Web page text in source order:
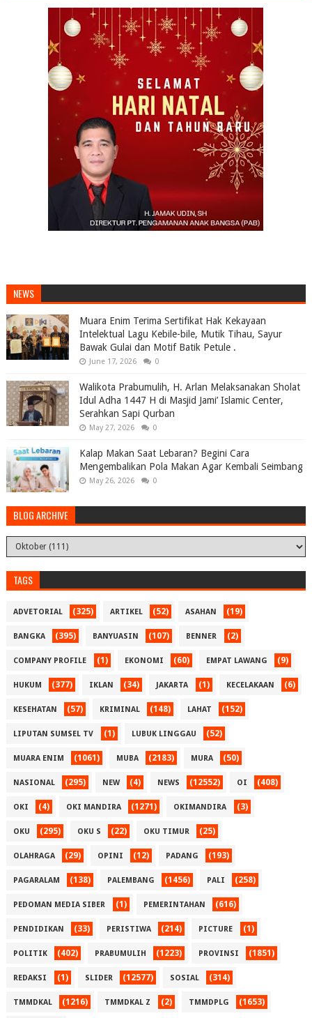
NEWS
Muara Enim Terima Sertifikat Hak Kekayaan
Intelektual Lagu Kebile-bile, Mutik Tihau, Sayur
Bawak Gulai dan Motif Batik Petule .
June 17, 2026 0
Walikota Prabumulih, H. Arlan Melaksanakan Sholat
Idul Adha 1447 H di Masjid Jami’ Islamic Center,
Serahkan Sapi Qurban
May 27, 2026 0
Kalap Makan Saat Lebaran? Begini Cara
Mengembalikan Pola Makan Agar Kembali Seimbang
May 26, 2026 0
BLOG ARCHIVE
TAGS
ADVETORIAL (325) ARTIKEL (52) ASAHAN (19)
BANGKA (395) BANYUASIN (107) BENNER (2)
COMPANY PROFILE (1) EKONOMI (60) EMPAT LAWANG (9)
HUKUM (377) IKLAN (34) JAKARTA (1) KECELAKAAN (6)
KESEHATAN (57) KRIMINAL (148) LAHAT (152)
LIPUTAN SUMSEL TV (1) LUBUK LINGGAU (52)
MUARA ENIM (1061) MUBA (2183) MURA (50)
NASIONAL (295) NEW (4) NEWS (12552) OI (408)
OKI (4) OKI MANDIRA (1271) OKIMANDIRA (3)
OKU (295) OKU S (22) OKU TIMUR (25)
OLAHRAGA (29) OPINI (12) PADANG (193)
PAGARALAM (138) PALEMBANG (1456) PALI (258)
PEDOMAN MEDIA SIBER (1) PEMERINTAHAN (616)
PENDIDIKAN (33) PERISTIWA (214) PICTURE (1)
POLITIK (402) PRABUMULIH (1223) PROVINSI (1851)
REDAKSI (1) SLIDER (12577) SOSIAL (314)
TMMDKAL (1216) TMMDKAL Z (2) TMMDPLG (1653)